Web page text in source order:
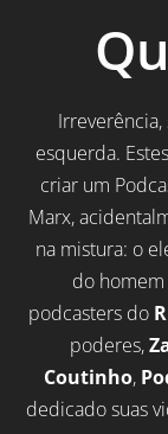
esquerda.
criar um
Marx,
na mistura: o
do homem
podcasters do
poderes,
Coutinho,
dedicado suas